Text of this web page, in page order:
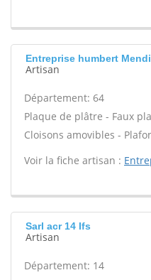
Entreprise humbert
Artisan
Département: 64
Plaque de plâtre - Faux
Cloisons amovibles -
Voir la fiche artisan :
Sarl acr 14 Ifs
Artisan
Département: 14